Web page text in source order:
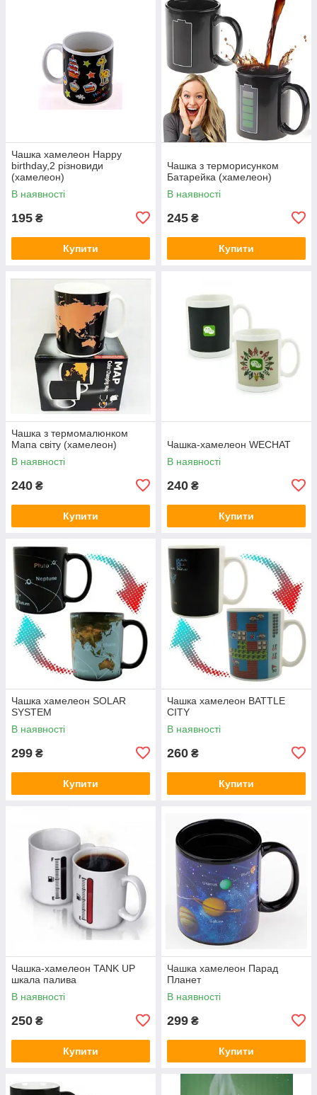
Чашка хамелеон Happy
birthday,2 різновиди
(хамелеон)
В наявності
195 ₴
Купити
Чашка з терморисунком
Батарейка (хамелеон)
В наявності
245 ₴
Купити
Чашка з термомалюнком
Мапа світу (хамелеон)
В наявності
240 ₴
Купити
Чашка-хамелеон WECHAT
В наявності
240 ₴
Купити
Чашка хамелеон SOLAR
SYSTEM
В наявності
299 ₴
Купити
Чашка хамелеон BATTLE
CITY
В наявності
260 ₴
Купити
Чашка-хамелеон TANK UP
шкала палива
В наявності
250 ₴
Купити
Чашка хамелеон Парад
Планет
В наявності
299 ₴
Купити